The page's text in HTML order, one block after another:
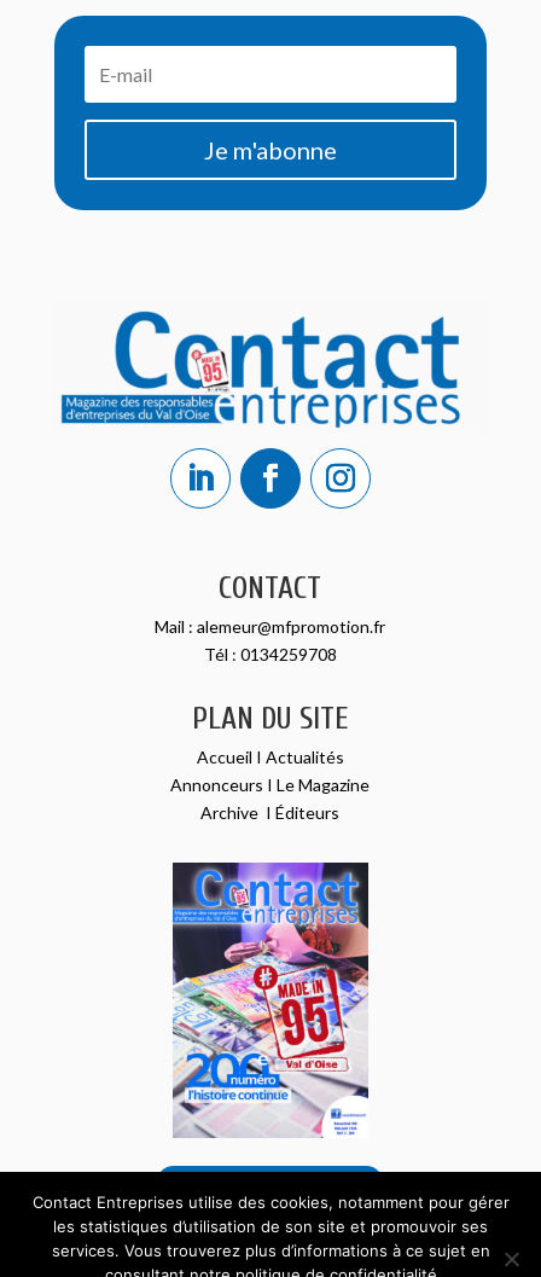
Je m'abonne
CONTACT
Mail :alemeur@mfpromotion.fr
Tél : 0134259708
PLAN DU SITE
Accueil I Actualités
Annonceurs ILe Magazine
Archive IÉditeurs
Tous droits réservés – Site internet réalisé par
Contact Entreprises utilise des cookies, notamment pour gérer
les statistiques d’utilisation de son site et promouvoir ses
services. Vous trouverez plus d’informations à ce sujet en